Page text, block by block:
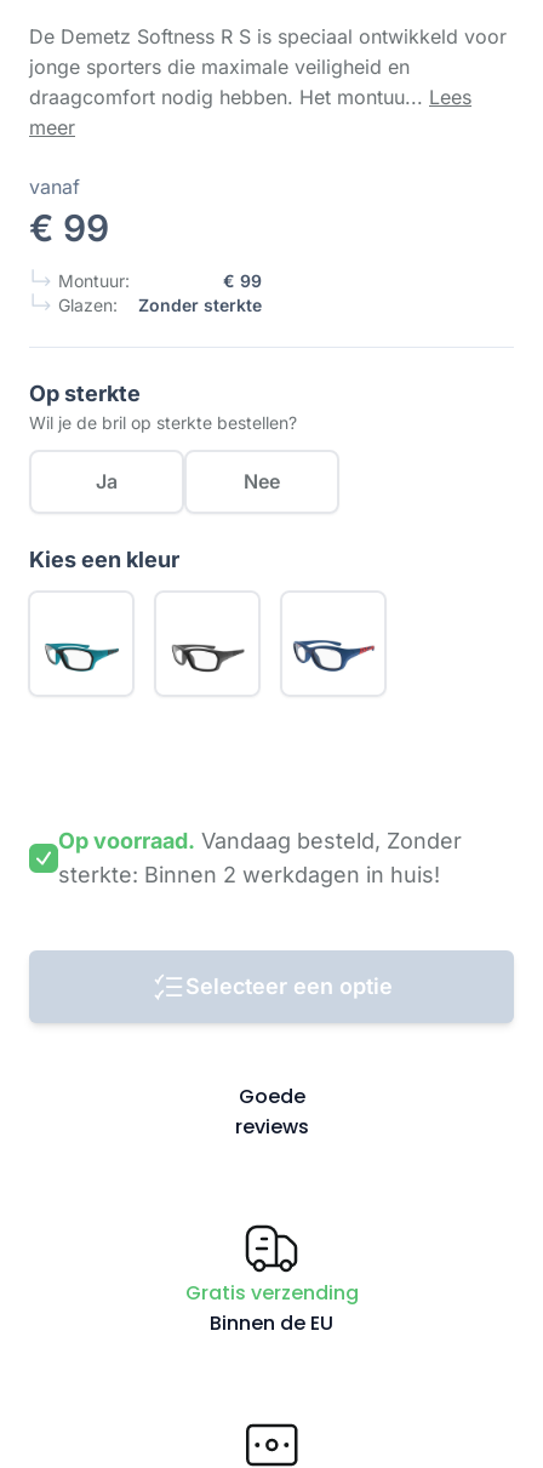
De Demetz Softness R S is speciaal ontwikkeld voor
jonge sporters die maximale veiligheid en
draagcomfort nodig hebben. Het montuu... Lees
meer
vanaf
€ 99
Montuur:
€ 99
Glazen:
Zonder sterkte
Op sterkte
Wil je de bril op sterkte bestellen?
Ja Nee
Kies een kleur
Op voorraad. Vandaag besteld, Zonder
sterkte: Binnen 2 werkdagen in huis!
Selecteer een optie
Goede
reviews
Gratis verzending
Binnen de EU